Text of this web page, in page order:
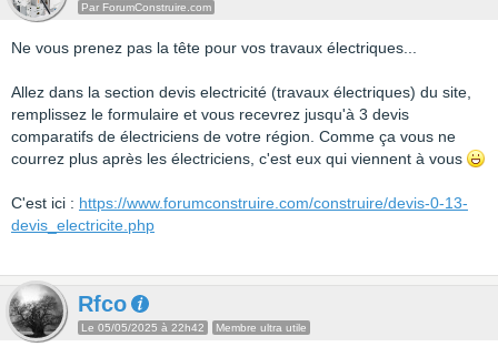
Par ForumConstruire.com
Ne vous prenez pas la tête pour vos travaux électriques...
Allez dans la section devis electricité (travaux électriques) du site,
remplissez le formulaire et vous recevrez jusqu'à 3 devis
comparatifs de électriciens de votre région. Comme ça vous ne
courrez plus après les électriciens, c'est eux qui viennent à vous
C'est ici : https://www.forumconstruire.com/construire/devis-0-13-
devis_electricite.php
Rfco
Le 05/05/2025 à 22h42 Membre ultra utile